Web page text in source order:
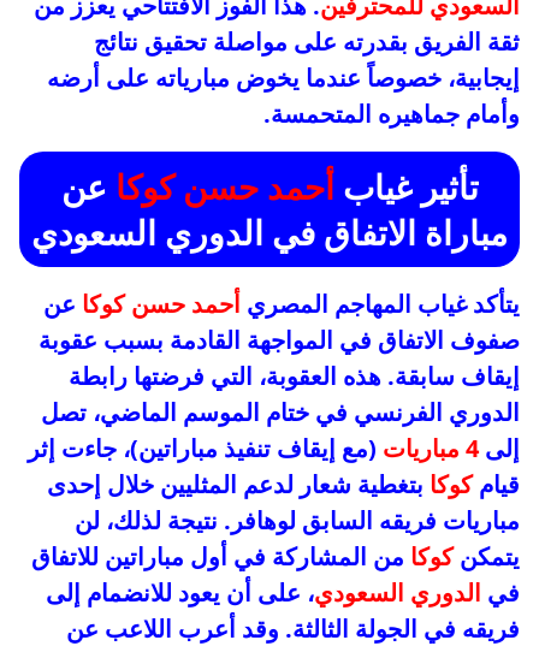
ثقة الفريق بقدرته على مواصلة تحقيق نتائج
إيجابية، خصوصاً عندما يخوض مبارياته على أرضه
وأمام جماهيره المتحمسة.
تأثير غيابأحمد حسن كوكا عن
مباراة الاتفاق في الدوري السعودي
يتأكد غياب المهاجم المصري أحمد حسن كوكا عن
صفوف الاتفاق في المواجهة القادمة بسبب عقوبة
إيقاف سابقة. هذه العقوبة، التي فرضتها رابطة
الدوري الفرنسي في ختام الموسم الماضي، تصل
إلى4 مباريات
(مع إيقاف تنفيذ مباراتين)، جاءت إثر
قيامكوكا بتغطية شعار لدعم المثليين خلال إحدى
مباريات فريقه السابق لوهافر. نتيجة لذلك، لن
يتمكنكوكا من المشاركة في أول مباراتين للاتفاق
في الدوري السعودي، على أن يعود للانضمام إلى
فريقه في الجولة الثالثة. وقد أعرب اللاعب عن